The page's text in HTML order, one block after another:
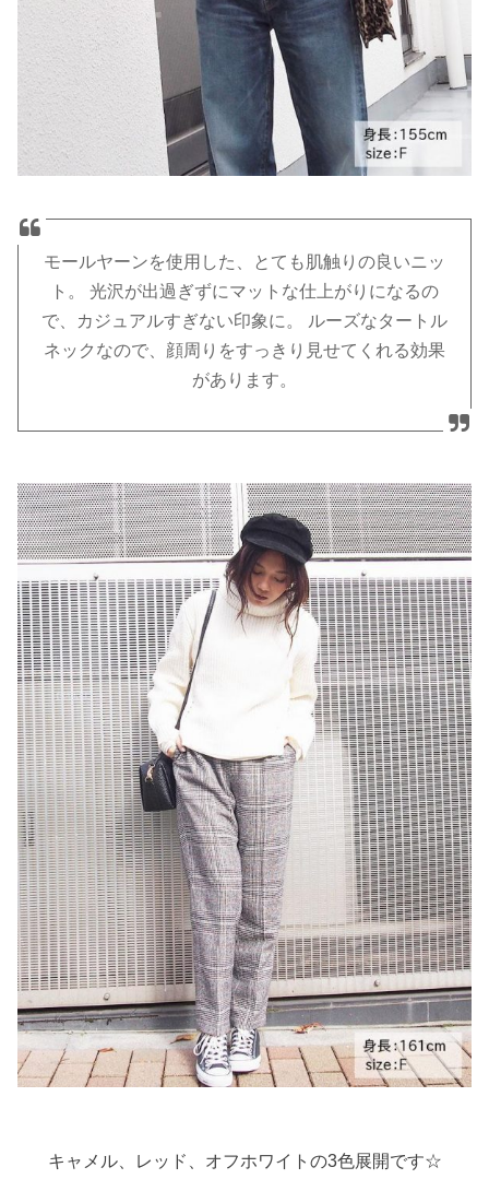
モールヤーンを使用した、とても肌触りの良いニッ
ト。 光沢が出過ぎずにマットな仕上がりになるの
で、カジュアルすぎない印象に。 ルーズなタートル
ネックなので、顔周りをすっきり見せてくれる効果
があります。
キャメル、レッド、オフホワイトの3色展開です☆